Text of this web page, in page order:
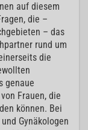
auf diesem
die –
– das
rund um
die
genaue
Frauen, die
können. Bei
Gynäkologen